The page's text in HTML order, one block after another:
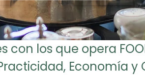
con los que opera
Economía y